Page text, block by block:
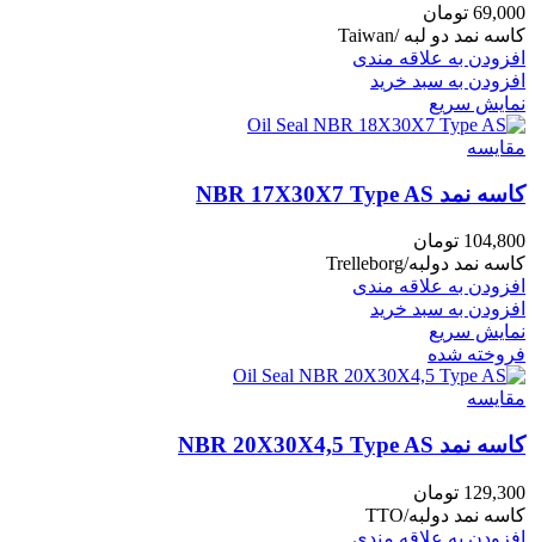
69,000 تومان
کاسه نمد دو لبه /Taiwan
افزودن به علاقه مندی
افزودن به سبد خرید
نمایش سریع
مقايسه
کاسه نمد NBR 17X30X7 Type AS
104,800 تومان
کاسه نمد دولبه/Trelleborg
افزودن به علاقه مندی
افزودن به سبد خرید
نمایش سریع
فروخته شده
مقايسه
کاسه نمد NBR 20X30X4,5 Type AS
129,300 تومان
کاسه نمد دولبه/TTO
افزودن به علاقه مندی